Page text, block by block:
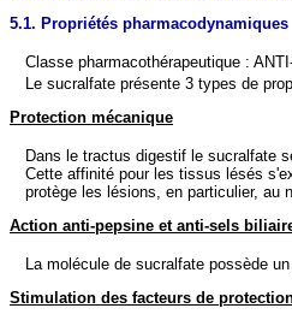
5.1. Propriétés pharmacodynamiques
Classe pharmacothérapeutique :
Le sucralfate présente 3 types de
Protection mécanique
Dans le tractus digestif le sucralfate
Cette affinité pour les tissus lésés
protège les lésions, en particulier, au
Action anti-pepsine et anti-sels
La molécule de sucralfate possède
Stimulation des facteurs de